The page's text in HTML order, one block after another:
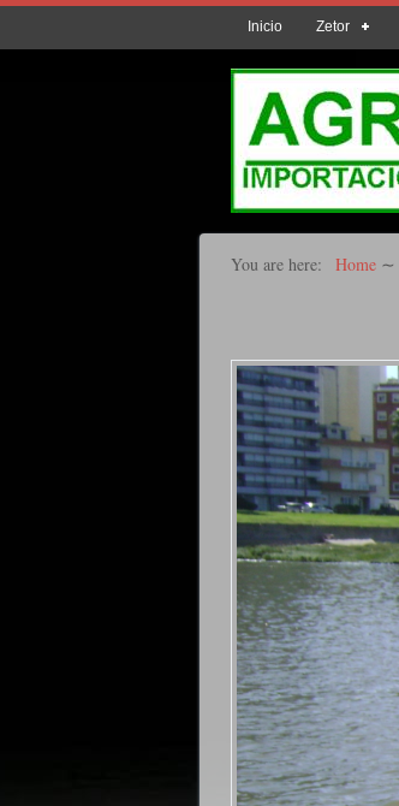
Inicio Zetor
You are here: Home ∼